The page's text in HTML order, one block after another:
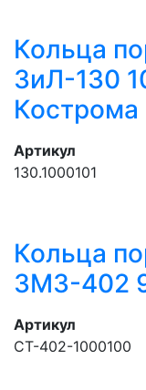
Кольца
ЗиЛ-130
Кострома
Артикул
130.1000101
Кольца
ЗМЗ-402
Артикул
СТ-402-1000100